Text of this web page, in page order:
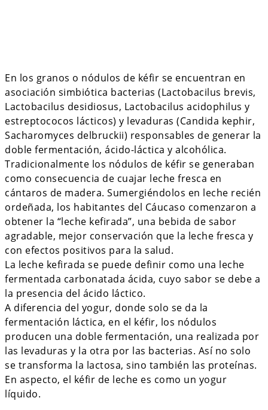
En los granos o nódulos de kéfir se encuentran en
asociación simbiótica bacterias (Lactobacilus brevis,
Lactobacilus desidiosus, Lactobacilus acidophilus y
estreptococos lácticos) y levaduras (Candida kephir,
Sacharomyces delbruckii) responsables de generar la
doble fermentación, ácido-láctica y alcohólica.
Tradicionalmente los nódulos de kéfir se generaban
como consecuencia de cuajar leche fresca en
cántaros de madera. Sumergiéndolos en leche recién
ordeñada, los habitantes del Cáucaso comenzaron a
obtener la “leche kefirada”, una bebida de sabor
agradable, mejor conservación que la leche fresca y
con efectos positivos para la salud.
La leche kefirada se puede definir como una leche
fermentada carbonatada ácida, cuyo sabor se debe a
la presencia del ácido láctico.
A diferencia del yogur, donde solo se da la
fermentación láctica, en el kéfir, los nódulos
producen una doble fermentación, una realizada por
las levaduras y la otra por las bacterias. Así no solo
se transforma la lactosa, sino también las proteínas.
En aspecto, el kéfir de leche es como un yogur
líquido.